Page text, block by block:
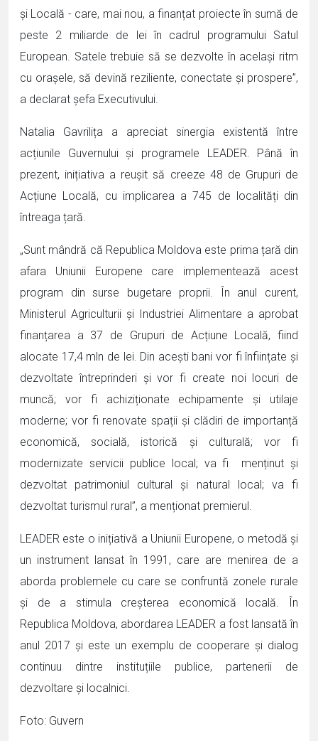
și Locală - care, mai nou, a finanțat proiecte în sumă de
peste 2 miliarde de lei în cadrul programului Satul
European. Satele trebuie să se dezvolte în același ritm
cu orașele, să devină reziliente, conectate și prospere”,
a declarat șefa Executivului.
Natalia Gavrilița a apreciat sinergia existentă între
acțiunile Guvernului și programele LEADER. Până în
prezent, inițiativa a reușit să creeze 48 de Grupuri de
Acțiune Locală, cu implicarea a 745 de localități din
întreaga țară.
„Sunt mândră că Republica Moldova este prima țară din
afara Uniunii Europene care implementează acest
program din surse bugetare proprii. În anul curent,
Ministerul Agriculturii și Industriei Alimentare a aprobat
finanțarea a 37 de Grupuri de Acțiune Locală, fiind
alocate 17,4 mln de lei. Din acești bani vor fi înființate și
dezvoltate întreprinderi și vor fi create noi locuri de
muncă; vor fi achiziționate echipamente și utilaje
moderne; vor fi renovate spații și clădiri de importanță
economică, socială, istorică și culturală; vor fi
modernizate servicii publice local; va fi menținut și
dezvoltat patrimoniul cultural și natural local; va fi
dezvoltat turismul rural”, a menționat premierul.
LEADER este o inițiativă a Uniunii Europene, o metodă și
un instrument lansat în 1991, care are menirea de a
aborda problemele cu care se confruntă zonele rurale
și de a stimula creșterea economică locală. În
Republica Moldova, abordarea LEADER a fost lansată în
anul 2017 și este un exemplu de cooperare și dialog
continuu dintre instituțiile publice, partenerii de
dezvoltare și localnici.
Foto: Guvern